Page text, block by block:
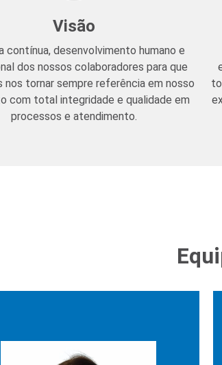
Visão
contínua, desenvolvimento humano e
dos nossos colaboradores para que
nos tornar sempre referência em nosso
com total integridade e qualidade em
processos e atendimento.